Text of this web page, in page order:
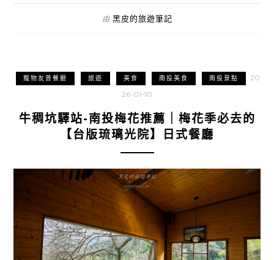
由 黑皮的旅遊筆記
寵物友善餐廳 旅遊 美食 南投美食 南投景點
20
26-01-10
牛稠坑驛站-南投梅花推薦｜梅花季必去的
【台版琉璃光院】日式餐廳